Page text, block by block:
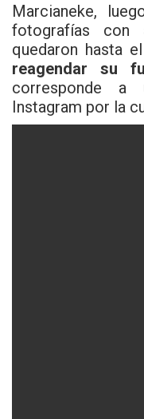
Marcianeke,
fotografías con
quedaron hasta
reagendar su
corresponde a
Instagram por la